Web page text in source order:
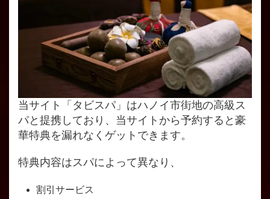
当サイト「タビスパ」はハノイ市街地の高級ス
パと提携しており、当サイトから予約すると豪
華特典を漏れなくゲットできます。
特典内容はスパによって異なり、
割引サービス